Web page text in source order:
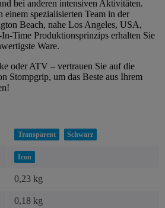
bei anderen intensiven Aktivitäten.
spezialisierten Team in der
Beach, nahe Los Angeles, USA,
Time Produktionsprinzips erhalten Sie
Ware.
oder ATV – vertrauen Sie auf die
Stompgrip, um das Beste aus Ihrem
Transparent Schwarz
Icon
0,23 kg
0,18 kg